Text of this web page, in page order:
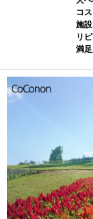
コ
施
リ
満